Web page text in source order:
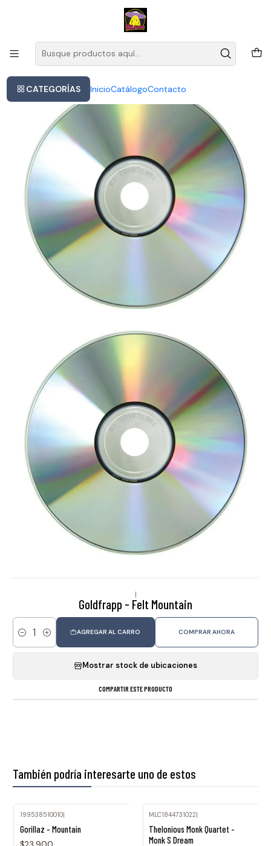
CATEGORÍAS InicioCatálogoContacto
Este es el texto del slide
|
Goldfrapp - Felt Mountain
Cantidad
AGREGAR AL CARRO COMPRAR AHORA
Mostrar stock de ubicaciones
COMPARTIR ESTE PRODUCTO
También podría interesarte uno de estos
199538510010|
Gorillaz - Mountain
MLC1844731022|
Thelonious Monk Quartet -
Monk S Dream